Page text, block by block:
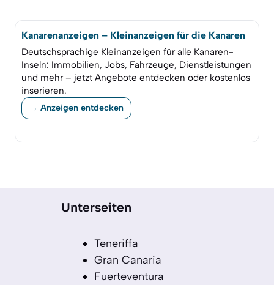
Kanarenanzeigen – Kleinanzeigen für die Kanaren
Deutschsprachige Kleinanzeigen für alle Kanaren-
Inseln: Immobilien, Jobs, Fahrzeuge, Dienstleistungen
und mehr – jetzt Angebote entdecken oder kostenlos
inserieren.
→ Anzeigen entdecken
Unterseiten
Teneriffa
Gran Canaria
Fuerteventura